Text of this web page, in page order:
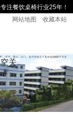
注餐饮桌椅行业25年！
收藏本站
网站地图
空
间
关
于